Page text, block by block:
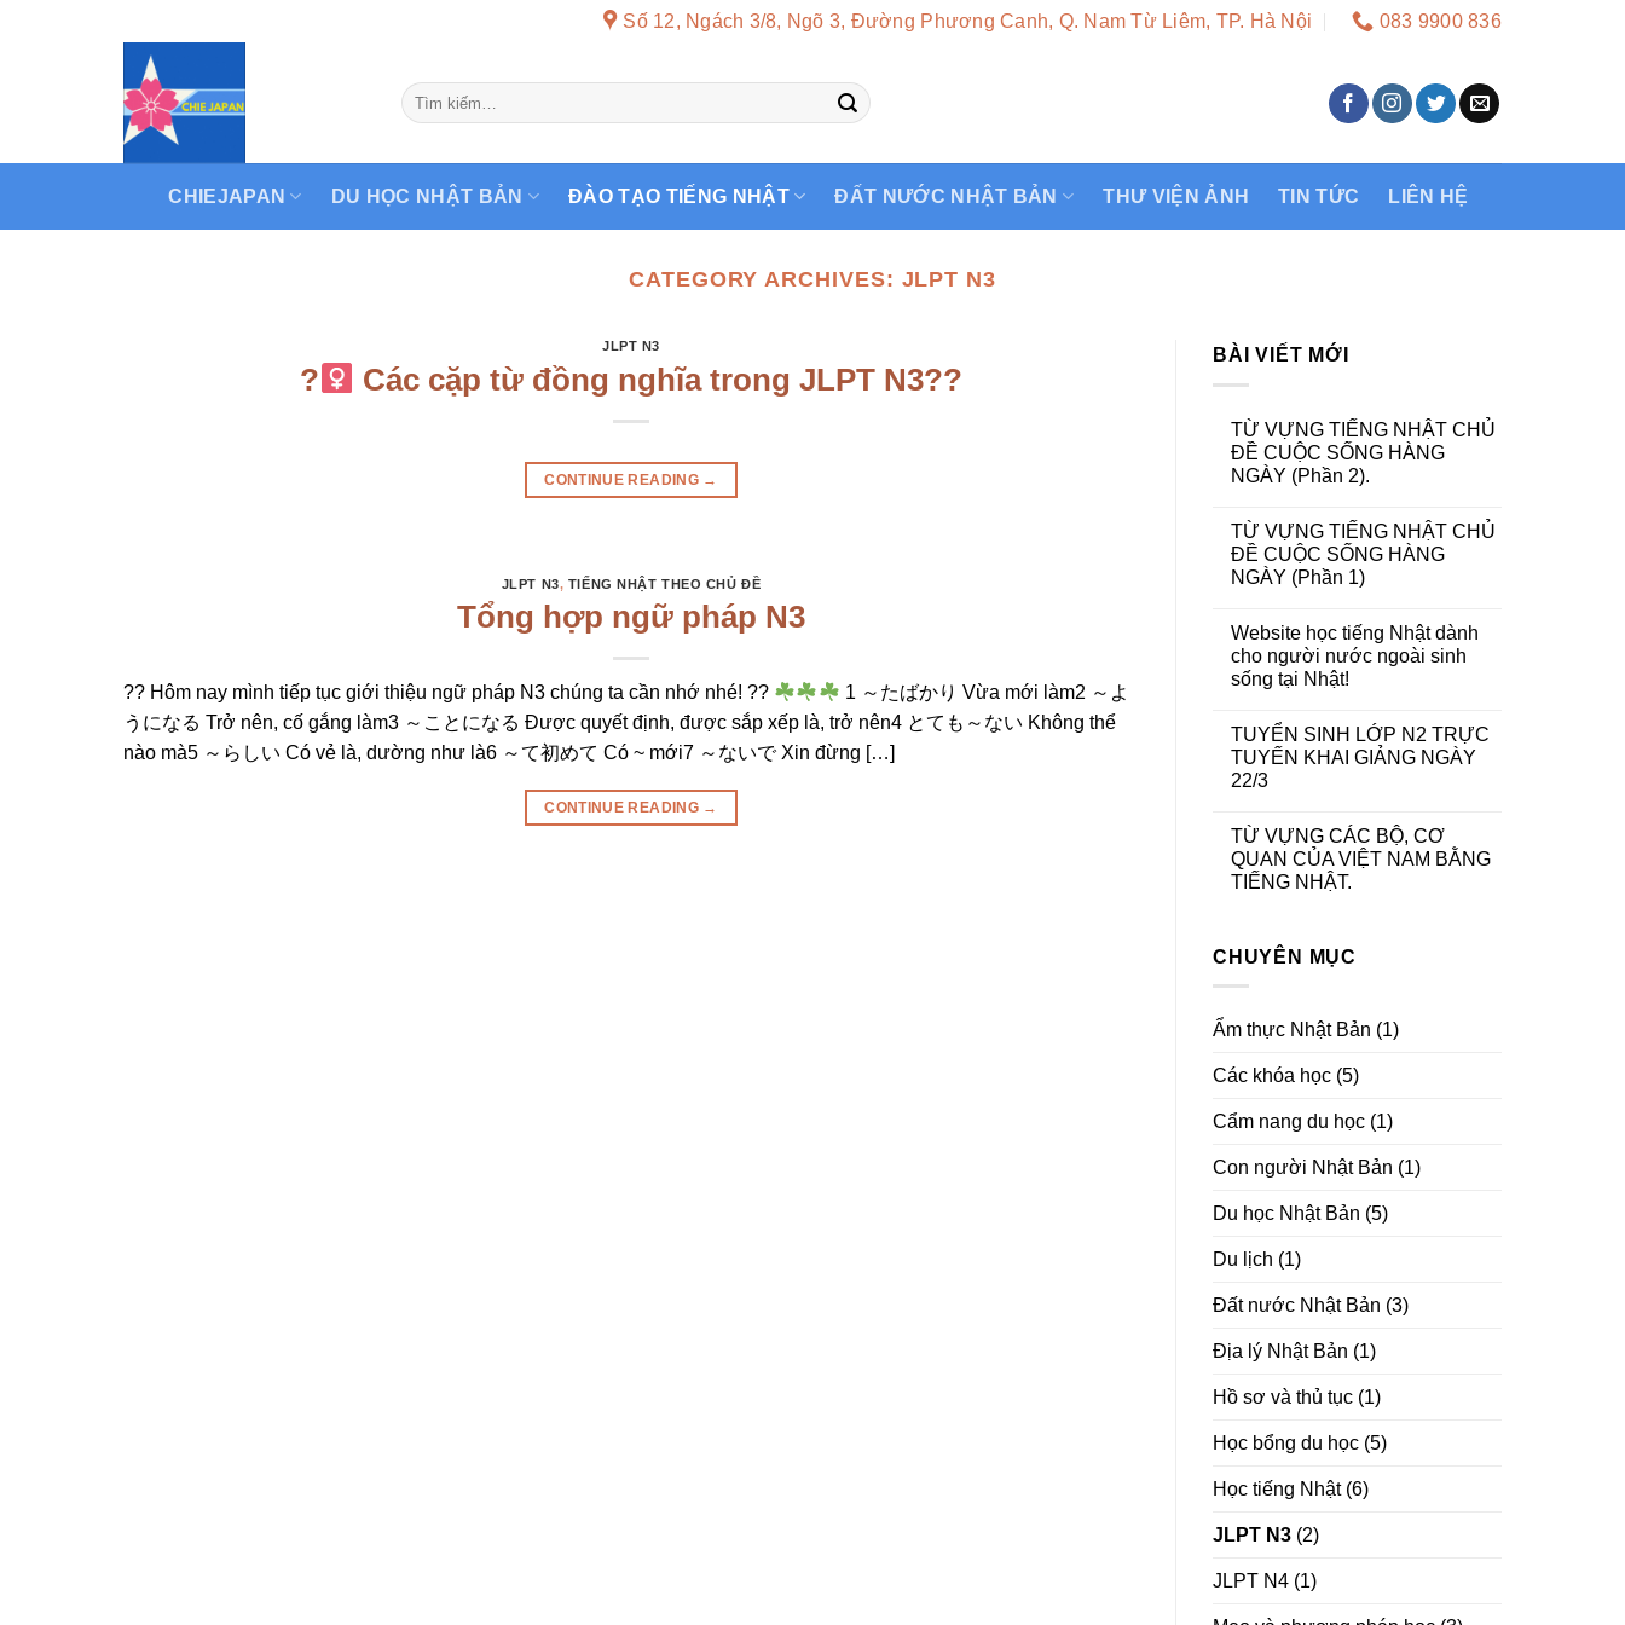
Số 12, Ngách 3/8, Ngõ 3, Đường Phương Canh, Q. Nam Từ Liêm, TP. Hà Nội 083 9900 836
CHIEJAPAN DU HỌC NHẬT BẢN ĐÀO TẠO TIẾNG NHẬT ĐẤT NƯỚC NHẬT BẢN THƯ VIỆN ẢNH TIN TỨC LIÊN HỆ
CATEGORY ARCHIVES: JLPT N3
JLPT N3
?‍ Các cặp từ đồng nghĩa trong JLPT N3??
CONTINUE READING →
JLPT N3, TIẾNG NHẬT THEO CHỦ ĐỀ
Tổng hợp ngữ pháp N3
?? Hôm nay mình tiếp tục giới thiệu ngữ pháp N3 chúng ta cần nhớ nhé! ??
1 ～たばかり Vừa mới làm2 ～よ
うになる Trở nên, cố gắng làm3 ～ことになる Được quyết định, được sắp xếp là, trở nên4 とても～ない Không thể
nào mà5 ～らしい Có vẻ là, dường như là6 ～て初めて Có ~ mới7 ～ないで Xin đừng […]
CONTINUE READING →
BÀI VIẾT MỚI
TỪ VỰNG TIẾNG NHẬT CHỦ
ĐỀ CUỘC SỐNG HÀNG
NGÀY (Phần 2).
TỪ VỰNG TIẾNG NHẬT CHỦ
ĐỀ CUỘC SỐNG HÀNG
NGÀY (Phần 1)
Website học tiếng Nhật dành
cho người nước ngoài sinh
sống tại Nhật!
TUYỂN SINH LỚP N2 TRỰC
TUYẾN KHAI GIẢNG NGÀY
22/3
TỪ VỰNG CÁC BỘ, CƠ
QUAN CỦA VIỆT NAM BẰNG
TIẾNG NHẬT.
CHUYÊN MỤC
Ẩm thực Nhật Bản (1)
Các khóa học (5)
Cẩm nang du học (1)
Con người Nhật Bản (1)
Du học Nhật Bản (5)
Du lịch (1)
Đất nước Nhật Bản (3)
Địa lý Nhật Bản (1)
Hồ sơ và thủ tục (1)
Học bổng du học (5)
Học tiếng Nhật(6)
JLPT N3 (2)
JLPT N4 (1)